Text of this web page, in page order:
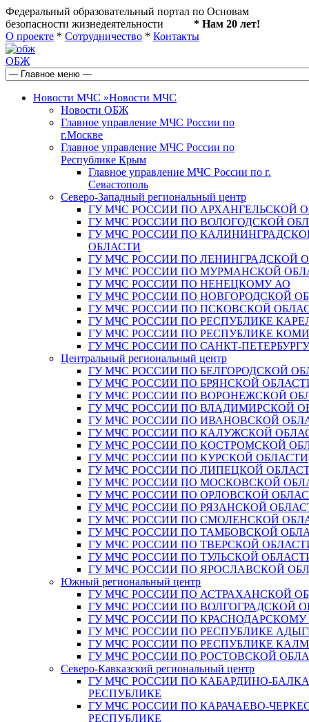
Федеральный образовательный портал по Основам
безопасности жизнедеятельности * Нам 20 лет!
О проекте * Сотрудничество * Контакты
ОБЖ
Новости МЧС »Новости МЧС
Новости ОБЖ
Главное управление МЧС России по
г.Москве
Главное управление МЧС России по
Республике Крым
Главное управление МЧС России по г.
Севастополь
Северо-Западный региональный центр
ГУ МЧС РОССИИ ПО АРХАНГЕЛЬСКОЙ
ГУ МЧС РОССИИ ПО ВОЛОГОДСКОЙ
ГУ МЧС РОССИИ ПО
ОБЛАСТИ
ГУ МЧС РОССИИ ПО ЛЕНИНГРАДСКОЙ
ГУ МЧС РОССИИ ПО МУРМАНСКОЙ
ГУ МЧС РОССИИ ПО НЕНЕЦКОМУ АО
ГУ МЧС РОССИИ ПО НОВГОРОДСКОЙ
ГУ МЧС РОССИИ ПО ПСКОВСКОЙ
ГУ МЧС РОССИИ ПО РЕСПУБЛИКЕ
ГУ МЧС РОССИИ ПО РЕСПУБЛИКЕ КОМИ
ГУ МЧС РОССИИ ПО САНКТ-ПЕТЕРБУРГУ
Центральный региональный центр
ГУ МЧС РОССИИ ПО БЕЛГОРОДСКОЙ
ГУ МЧС РОССИИ ПО БРЯНСКОЙ
ГУ МЧС РОССИИ ПО ВОРОНЕЖСКОЙ
ГУ МЧС РОССИИ ПО ВЛАДИМИРСКОЙ
ГУ МЧС РОССИИ ПО ИВАНОВСКОЙ
ГУ МЧС РОССИИ ПО КАЛУЖСКОЙ
ГУ МЧС РОССИИ ПО КОСТРОМСКОЙ
ГУ МЧС РОССИИ ПО КУРСКОЙ ОБЛАСТИ
ГУ МЧС РОССИИ ПО ЛИПЕЦКОЙ
ГУ МЧС РОССИИ ПО МОСКОВСКОЙ
ГУ МЧС РОССИИ ПО ОРЛОВСКОЙ
ГУ МЧС РОССИИ ПО РЯЗАНСКОЙ
ГУ МЧС РОССИИ ПО СМОЛЕНСКОЙ
ГУ МЧС РОССИИ ПО ТАМБОВСКОЙ
ГУ МЧС РОССИИ ПО ТВЕРСКОЙ
ГУ МЧС РОССИИ ПО ТУЛЬСКОЙ
ГУ МЧС РОССИИ ПО ЯРОСЛАВСКОЙ
Южный региональный центр
ГУ МЧС РОССИИ ПО АСТРАХАНСКОЙ
ГУ МЧС РОССИИ ПО ВОЛГОГРАДСКОЙ
ГУ МЧС РОССИИ ПО
ГУ МЧС РОССИИ ПО РЕСПУБЛИКЕ
ГУ МЧС РОССИИ ПО РЕСПУБЛИКЕ
ГУ МЧС РОССИИ ПО РОСТОВСКОЙ
Северо-Кавказский региональный центр
ГУ МЧС РОССИИ ПО КАБАРДИНО-
РЕСПУБЛИКЕ
ГУ МЧС РОССИИ ПО КАРАЧАЕВО-
РЕСПУБЛИКЕ